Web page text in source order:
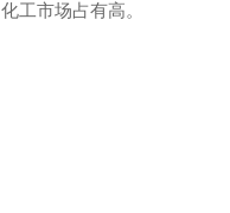
工市场占有高。